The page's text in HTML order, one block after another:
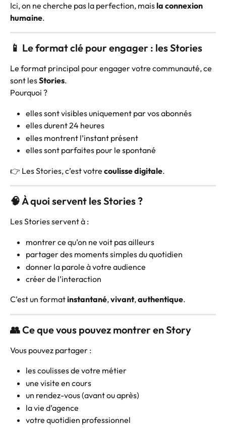
Ici, on ne cherche pas la perfection, mais la connexion
humaine.
📱 Le format clé pour engager : les Stories
Le format principal pour engager votre communauté, ce
sont les Stories.
Pourquoi ?
elles sont visibles uniquement par vos abonnés
elles durent 24 heures
elles montrent l’instant présent
elles sont parfaites pour le spontané
👉 Les Stories, c’est votre coulisse digitale.
🧠 À quoi servent les Stories ?
Les Stories servent à :
montrer ce qu’on ne voit pas ailleurs
partager des moments simples du quotidien
donner la parole à votre audience
créer de l’interaction
C’est un format instantané, vivant, authentique.
👥 Ce que vous pouvez montrer en Story
Vous pouvez partager :
les coulisses de votre métier
une visite en cours
un rendez-vous (avant ou après)
la vie d’agence
votre quotidien professionnel